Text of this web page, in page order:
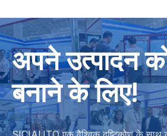
अपने उत्पादन
बनाने के लिए!